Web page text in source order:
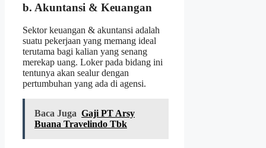
b. Akuntansi & Keuangan
Sektor keuangan & akuntansi adalah
suatu pekerjaan yang memang ideal
terutama bagi kalian yang senang
merekap uang. Loker pada bidang ini
tentunya akan sealur dengan
pertumbuhan yang ada di agensi.
Baca Juga Gaji PT Arsy
Buana Travelindo Tbk